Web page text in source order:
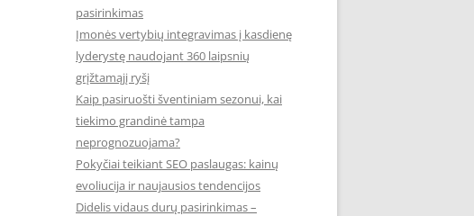
pasirinkimas
Įmonės vertybių integravimas į kasdienę
lyderystę naudojant 360 laipsnių
grįžtamąjį ryšį
Kaip pasiruošti šventiniam sezonui, kai
tiekimo grandinė tampa
neprognozuojama?
Pokyčiai teikiant SEO paslaugas: kainų
evoliucija ir naujausios tendencijos
Didelis vidaus durų pasirinkimas –